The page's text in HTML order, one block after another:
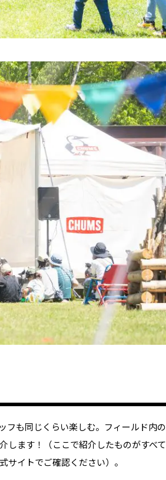
フも同じくらい楽しむ。フィールド内の
します！（ここで紹介したものがすべて
サイトでご確認ください）。